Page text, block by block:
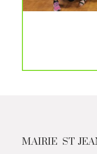
MAIRIE ST